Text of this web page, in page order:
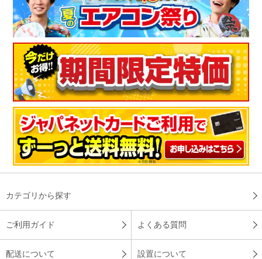
カテゴリから探す
ご利用ガイド よくある質問
配送について 設置について